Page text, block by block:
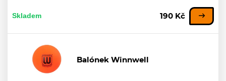
Skladem 190 Kč
Balónek Winnwell